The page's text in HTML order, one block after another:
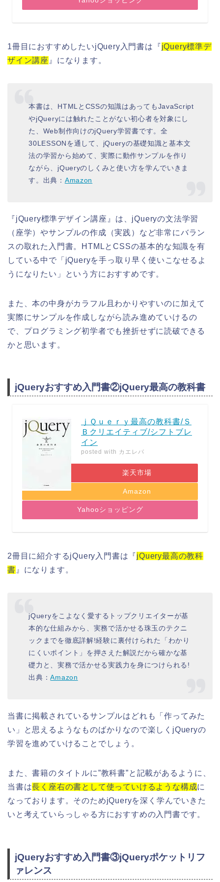
1冊目におすすめしたいjQuery入門書は『jQuery標準デ
ザイン講座 』になります。
本書は、HTMLとCSSの知識はあってもJavaScript
やjQueryには触れたことがない初心者を対象にし
た、Web制作向けのjQuery学習書です。全
30LESSONを通して、jQueryの基礎知識と基本文
法の学習から始めて、実際に動作サンプルを作り
ながら、jQueryのしくみと使い方を学んでいきま
す。出典： Amazon
『jQuery標準デザイン講座』は、jQueryの文法学習
（座学）やサンプルの作成（実践）など非常にバラン
スの取れた入門書。HTMLとCSSの基本的な知識を有
している中で「jQueryを手っ取り早く使いこなせるよ
うになりたい」という方におすすめです。
また、本の中身がカラフル且わかりやすいのに加えて
実際にサンプルを作成しながら読み進めていけるの
で、プログラミング初学者でも挫折せずに読破できる
かと思います。
jQueryおすすめ入門書②jQuery最高の教科書
ｊＱｕｅｒｙ最高の教科書/Ｓ
Ｂクリエイティブ/シフトブレ
イン
posted with カエレバ
楽天市場
Amazon
Yahooショッピング
2冊目に紹介するjQuery入門書は『 jQuery最高の教科
書』になります。
jQueryをこよなく愛するトップクリエイターが基
本的な仕組みから、実務で活かせる珠玉のテクニ
ックまでを徹底詳解!経験に裏付けられた「わかり
にくいポイント」を押さえた解説だから確かな基
礎力と、実務で活かせる実践力を身につけられる!
出典：Amazon
当書に掲載されているサンプルはどれも「作ってみた
い」と思えるようなものばかりなので楽しくjQueryの
学習を進めていけることでしょう。
また、書籍のタイトルに”教科書”と記載があるように、
当書は長く座右の書として使っていけるような構成に
なっております。そのためjQueryを深く学んでいきた
いと考えていらっしゃる方におすすめの入門書です。
jQueryおすすめ入門書③jQueryポケットリフ
ァレンス